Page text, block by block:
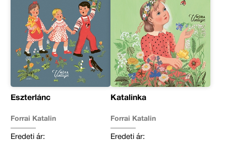
Eszterlánc
Forrai Katalin
Eredeti ár:
Katalinka
Forrai Katalin
Eredeti ár: